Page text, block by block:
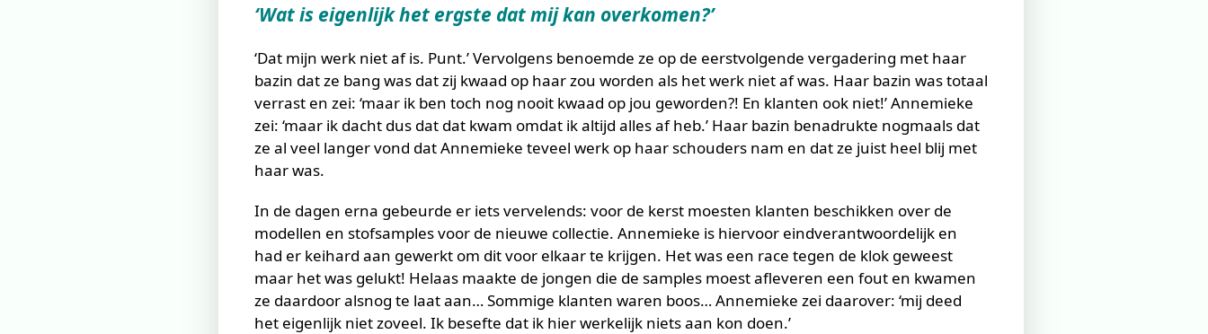
‘Wat is eigenlijk het ergste dat mij kan overkomen?’
‘Dat mijn werk niet af is. Punt.’ Vervolgens benoemde ze op de eerstvolgende vergadering met haar
bazin dat ze bang was dat zij kwaad op haar zou worden als het werk niet af was. Haar bazin was totaal
verrast en zei: ‘maar ik ben toch nog nooit kwaad op jou geworden?! En klanten ook niet!’ Annemieke
zei: ‘maar ik dacht dus dat dat kwam omdat ik altijd alles af heb.’ Haar bazin benadrukte nogmaals dat
ze al veel langer vond dat Annemieke teveel werk op haar schouders nam en dat ze juist heel blij met
haar was.
In de dagen erna gebeurde er iets vervelends: voor de kerst moesten klanten beschikken over de
modellen en stofsamples voor de nieuwe collectie. Annemieke is hiervoor eindverantwoordelijk en
had er keihard aan gewerkt om dit voor elkaar te krijgen. Het was een race tegen de klok geweest
maar het was gelukt! Helaas maakte de jongen die de samples moest afleveren een fout en kwamen
ze daardoor alsnog te laat aan… Sommige klanten waren boos… Annemieke zei daarover: ‘mij deed
het eigenlijk niet zoveel. Ik besefte dat ik hier werkelijk niets aan kon doen.’